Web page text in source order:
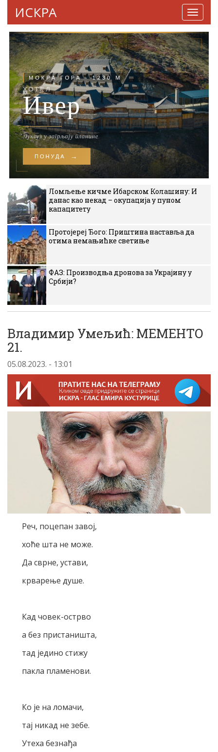
ИСКРА
Ломљење кичме Ибарском Колашину: И
данас као некад – окупација у пуном
капацитету
Протојереј Ђого: Приштина наставља да
отима немањићке светиње
ФАЗ: Производња дронова за Украјину у
Србији?
Владимир Умељић: МЕМЕНТО
21.
05.08.2023. - 13:01
Реч, поцепан завој,
хоће шта не може.
Да сврне, устави,
крварење душе.
Кад човек-острво
а без пристаништа,
тад једино стижу
пакла пламенови.
Ко је на ломачи,
тај никад не зебе.
Утеха безнађа